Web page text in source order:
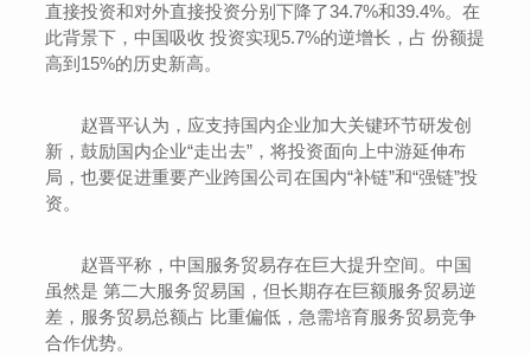
直接投资和对外直接投资分别下降了34.7%和39.4%。在
此背景下，中国吸收 投资实现5.7%的逆增长，占 份额提
高到15%的历史新高。
赵晋平认为，应支持国内企业加大关键环节研发创
新，鼓励国内企业“走出去”，将投资面向上中游延伸布
局，也要促进重要产业跨国公司在国内“补链”和“强链”投
资。
赵晋平称，中国服务贸易存在巨大提升空间。中国
虽然是 第二大服务贸易国，但长期存在巨额服务贸易逆
差，服务贸易总额占 比重偏低，急需培育服务贸易竞争
合作优势。